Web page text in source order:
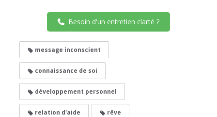
Besoin d'un entretien clarté ?
message inconscient
connaissance de soi
développement personnel
relation d'aide rêve